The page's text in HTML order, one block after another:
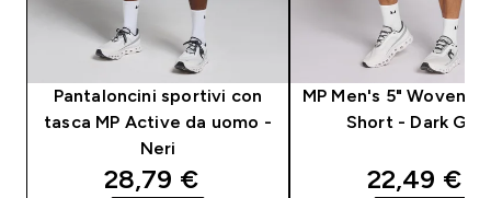
Pantaloncini sportivi con
tasca MP Active da uomo -
Neri
discounted price
28,79 €‎
MP Men's 5" Woven
Short - Dark
22,49 €‎